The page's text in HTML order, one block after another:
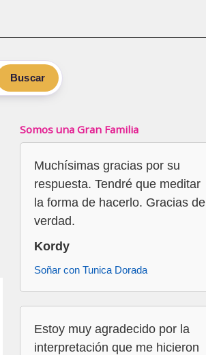
Buscar
Somos una Gran Familia
Muchísimas gracias por su
respuesta. Tendré que meditar
la forma de hacerlo. Gracias de
verdad.
Kordy
Soñar con Tunica Dorada
Estoy muy agradecido por la
interpretación que me hicieron